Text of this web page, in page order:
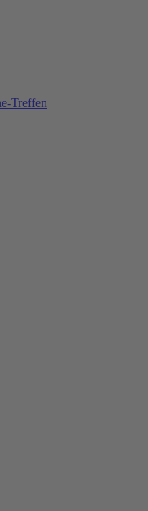
Treffen